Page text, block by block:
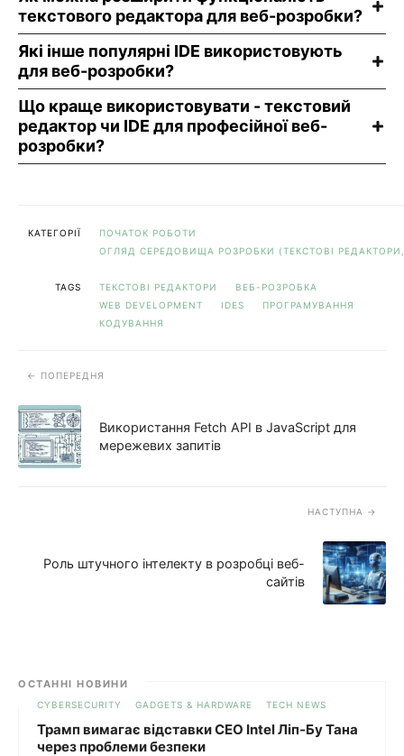
текстового редактора для веб-розробки?
Які інше популярні IDE використовують
для веб-розробки?
Що краще використовувати - текстовий
редактор чи IDE для професійної веб-
розробки?
КАТЕГОРІЇ
ПОЧАТОК РОБОТИ
ОГЛЯД СЕРЕДОВИЩА РОЗРОБКИ (ТЕКСТОВІ РЕДАКТОРИ,
TAGS ТЕКСТОВІ РЕДАКТОРИ
ВЕБ-РОЗРОБКА
WEB DEVELOPMENT
IDES
ПРОГРАМУВАННЯ
КОДУВАННЯ
ПОПЕРЕДНЯ
Використання Fetch API в JavaScript для
мережевих запитів
НАСТУПНА
Роль штучного інтелекту в розробці веб-
сайтів
ОСТАННІ НОВИНИ
CYBERSECURITY GADGETS & HARDWARE TECH NEWS
Трамп вимагає відставки CEO Intel Ліп-Бу Тана
через проблеми безпеки